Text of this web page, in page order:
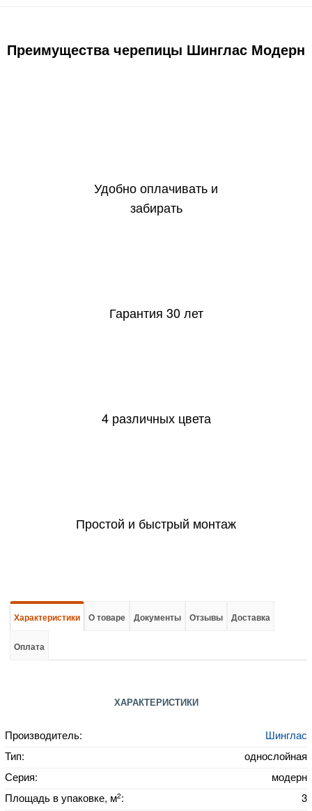
Преимущества черепицы Шинглас Модерн
Удобно оплачивать и
забирать
Гарантия 30 лет
4 различных цвета
Простой и быстрый монтаж
Характеристики О товаре Документы Отзывы Доставка
Оплата
ХАРАКТЕРИСТИКИ
Производитель:
Шинглас
Тип:
однослойная
Серия:
модерн
Площадь в упаковке, м2: 3